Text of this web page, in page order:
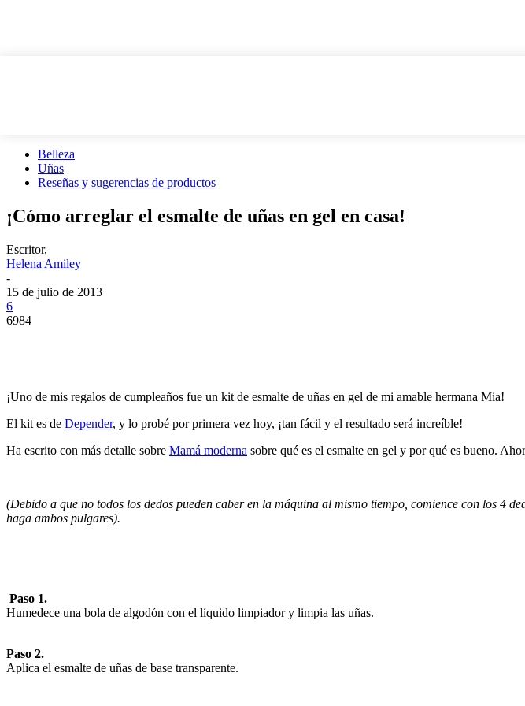
Belleza
Uñas
Reseñas y sugerencias de productos
¡Cómo arreglar el esmalte de uñas en gel en casa!
Escritor,
Helena Amiley
-
15 de julio de 2013
6
6984
¡Uno de mis regalos de cumpleaños fue un kit de esmalte de uñas en gel de mi amable hermana Mia!
El kit es de Depender, y lo probé por primera vez hoy, ¡tan fácil y el resultado será increíble!
Ha escrito con más detalle sobre Mamá moderna sobre qué es el esmalte en gel y por qué es bueno.
(Debido a que no todos los dedos pueden caber en la máquina al mismo tiempo, comience con los 4
haga ambos pulgares).
Paso 1.
Humedece una bola de algodón con el líquido limpiador y limpia las uñas.
Paso 2.
Aplica el esmalte de uñas de base transparente.